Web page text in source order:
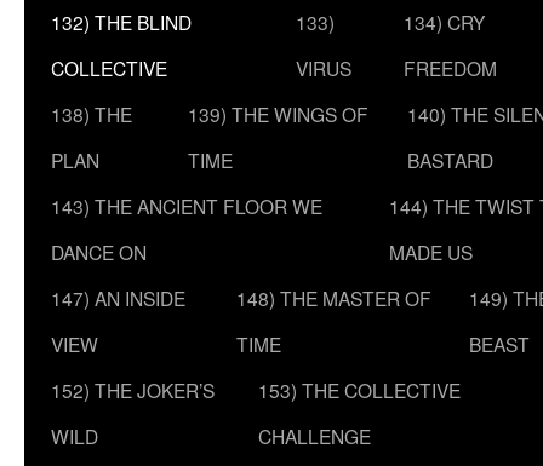
132) THE BLIND
COLLECTIVE
133)
VIRUS
134) CRY
FREEDOM
138) THE
PLAN
139) THE WINGS OF
TIME
140) THE
BASTARD
143) THE ANCIENT FLOOR WE
DANCE ON
144) THE TWIST
MADE US
147) AN INSIDE
VIEW
148) THE MASTER OF
TIME
149)
BEAST
152) THE JOKER’S
WILD
153) THE COLLECTIVE
CHALLENGE